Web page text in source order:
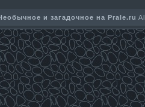
и загадочное на Prale.ru